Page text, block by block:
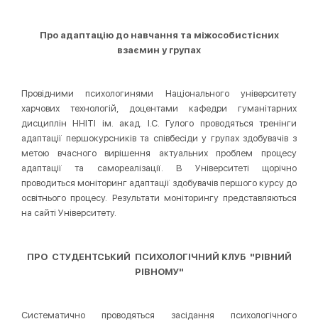
Про адаптацію до навчання та міжособистісних
взаємин у групах
Провідними психологинями Національного університету
харчових технологій, доцентами кафедри гуманітарних
дисциплін ННІТІ ім. акад. І.С. Гулого проводяться тренінги
адаптації першокурсників та співбесіди у групах здобувачів з
метою вчасного вирішення актуальних проблем процесу
адаптації та самореалізації. В Університеті щорічно
проводиться моніторинг адаптації здобувачів першого курсу до
освітнього процесу. Результати моніторингу представляються
на сайті Університету.
ПРО СТУДЕНТСЬКИЙ ПСИХОЛОГІЧНИЙ КЛУБ "РІВНИЙ
РІВНОМУ"
Систематично проводяться засідання психологічного